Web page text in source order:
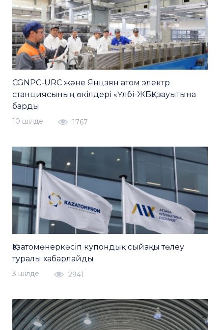
CGNPC-URC және Янцзян атом электр
станциясының өкілдері «Үлбі-ЖБҚ» зауытына
барды
10 шiлде 1767
Қазатомөнеркәсіп купондық сыйақы төлеу
туралы хабарлайды
3 шiлде 2941